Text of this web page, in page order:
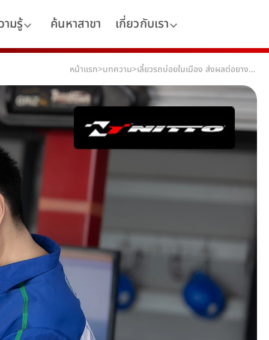
ามรู้ ค้นหาสาขา เกี่ยวกับเรา
หน้าแรก>บทความ> เลี้ยวรถบ่อยในเมือง ส่งผลต่อยางรถยนต์มากกว่าที่คิด